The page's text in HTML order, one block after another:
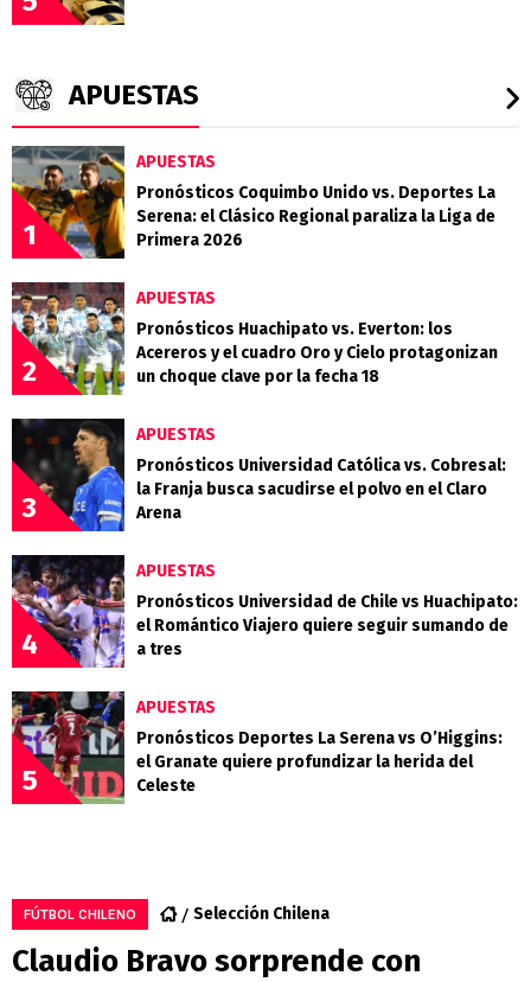
APUESTAS
1
APUESTAS
Pronósticos Coquimbo Unido vs. Deportes La
Serena: el Clásico Regional paraliza la Liga de
Primera 2026
2
APUESTAS
Pronósticos Huachipato vs. Everton: los
Acereros y el cuadro Oro y Cielo protagonizan
un choque clave por la fecha 18
3
APUESTAS
Pronósticos Universidad Católica vs. Cobresal:
la Franja busca sacudirse el polvo en el Claro
Arena
4
APUESTAS
Pronósticos Universidad de Chile vs Huachipato:
el Romántico Viajero quiere seguir sumando de
a tres
5
APUESTAS
Pronósticos Deportes La Serena vs O’Higgins:
el Granate quiere profundizar la herida del
Celeste
FÚTBOL CHILENO Selección Chilena
Claudio Bravo sorprende con